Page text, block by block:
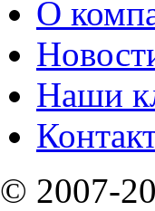
О
Наши
© 2007-